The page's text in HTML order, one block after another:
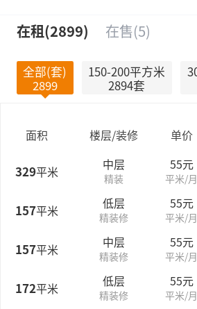
在租(2899) 在售(5)
全部(套)
2899
150-200平方米
2894套
面积 楼层/装修 单价
329平米 中层
精装
55元
平米/月
157平米 低层
精装修
55元
平米/月
157平米 中层
精装修
55元
平米/月
172平米 低层
精装修
55元
平米/月